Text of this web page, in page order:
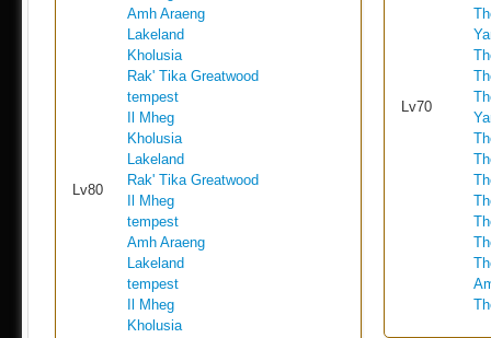
Lv80
Amh Araeng
Lakeland
Kholusia
Rak' Tika Greatwood
tempest
Il Mheg
Kholusia
Lakeland
Rak' Tika Greatwood
Il Mheg
tempest
Amh Araeng
Lakeland
tempest
Il Mheg
Kholusia
Lv70